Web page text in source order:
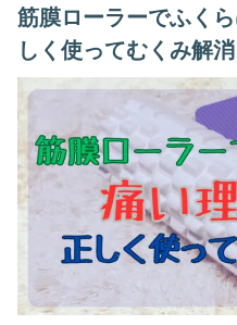
筋膜ローラーでふく
しく使ってむくみ解消